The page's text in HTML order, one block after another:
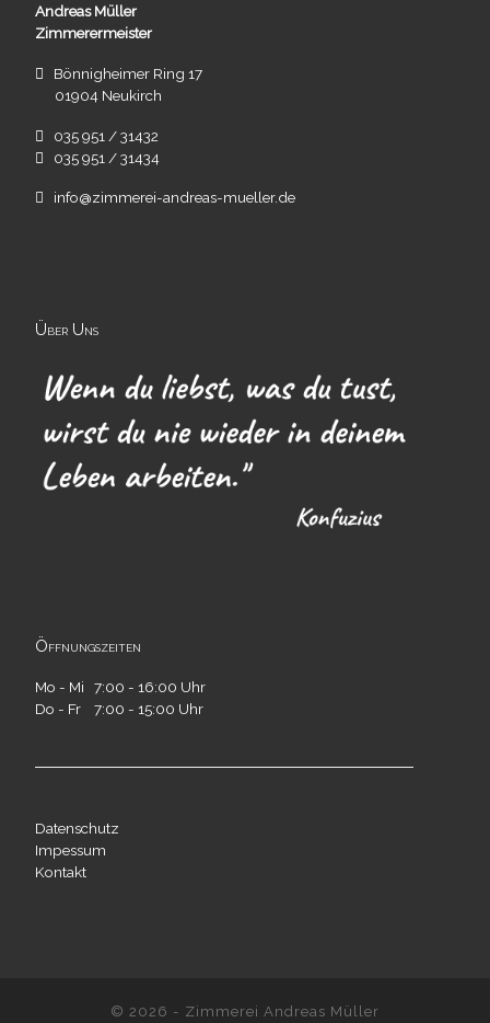
Andreas Müller
Zimmerermeister
Bönnigheimer Ring 17
01904 Neukirch
035 951 / 31432
035 951 / 31434
info@zimmerei-andreas-mueller.de
Über Uns
Öffnungszeiten
Mo - Mi 7:00 - 16:00 Uhr
Do - Fr 7:00 - 15:00 Uhr
Datenschutz
Impessum
Kontakt
© 2026 - Zimmerei Andreas Müller